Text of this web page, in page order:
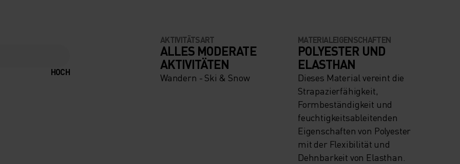
HOCH
AKTIVITÄTSART
ALLES MODERATE
AKTIVITÄTEN
Wandern - Ski & Snow
MATERIALEIGENSCHAFTEN
POLYESTER UND
ELASTHAN
Dieses Material vereint die
Strapazierfähigkeit,
Formbeständigkeit und
feuchtigkeitsableitenden
Eigenschaften von Polyester
mit der Flexibilität und
Dehnbarkeit von Elasthan.